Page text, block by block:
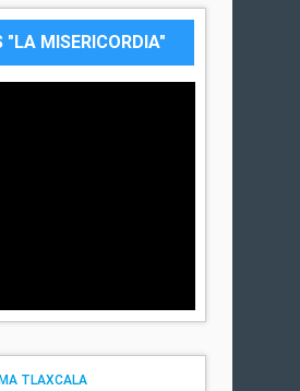
"LA MISERICORDIA"